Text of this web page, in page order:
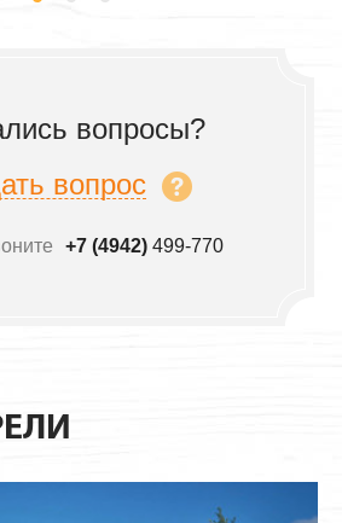
вопросы?
вопрос
+7 (4942) 499-770